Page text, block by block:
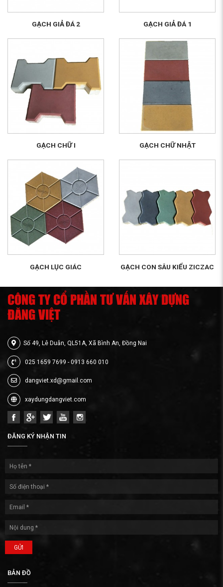
GẠCH GIẢ ĐÁ 2 GẠCH GIẢ ĐÁ 1
GẠCH CHỮ I GẠCH CHỮ NHẬT
GẠCH LỤC GIÁC GẠCH CON SÂU KIỂU ZICZAC
CÔNG TY CỔ PHẦN TƯ VẤN XÂY DỰNG
ĐĂNG VIỆT
Số 49, Lê Duẫn, QL51A, Xã Bình An, Đồng Nai
025 1659 7699 - 0913 660 010
dangviet.xd@gmail.com
xaydungdangviet.com
ĐĂNG KÝ NHẬN TIN
GỬI
BẢN ĐỒ